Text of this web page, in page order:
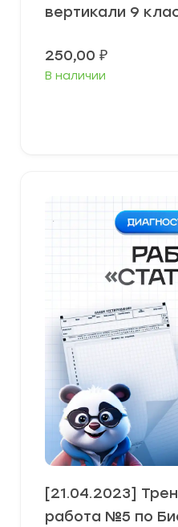
вертикали 9
250,00 ₽
В наличии
[21.04.2023]
работа №5 по